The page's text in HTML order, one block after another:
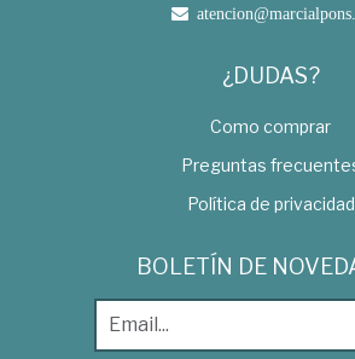
¿DUDAS?
Como comprar
Preguntas
Política de privacidad
BOLETÍN DE